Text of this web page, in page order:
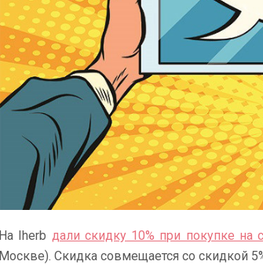
На Iherb дали скидку 10% при покупке на
Москве). Скидка совмещается со скидкой